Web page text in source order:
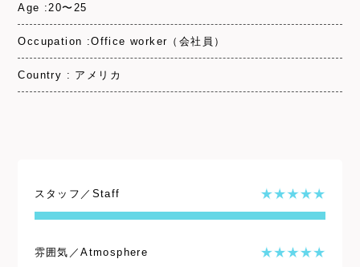
Age :20〜25
Occupation :Office worker（会社員）
Country : アメリカ
スタッフ／Staff
雰囲気／Atmosphere